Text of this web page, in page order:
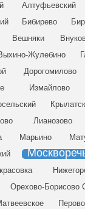
Алтуфьевский
Бибирево
Вешняки
Жулебино
Дорогомилово
Измайлово
Лианозово
Марьино
Орехово-Борисово
Перово